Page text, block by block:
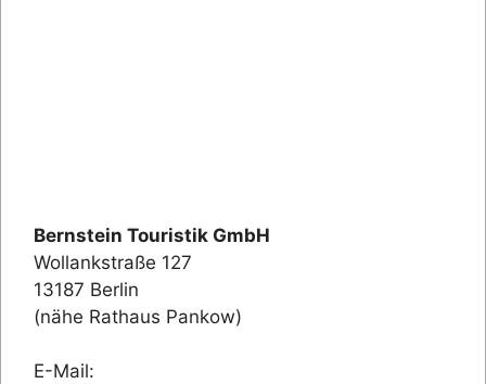
Bernstein Touristik GmbH
Wollankstraße 127
13187 Berlin
(nähe Rathaus Pankow)
E-Mail: